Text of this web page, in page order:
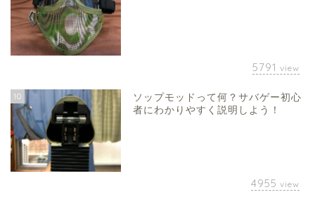
5791 view
10
ソップモッドって何？サバゲー初心
者にわかりやすく説明しよう！
4955 view